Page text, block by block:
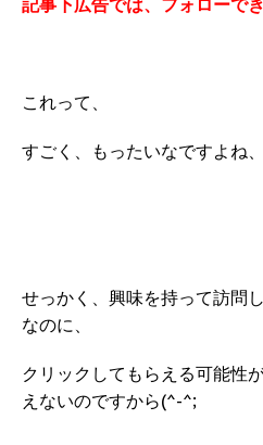
記事下広告では、フォローで
これって、
すごく、もったいなですよね
せっかく、興味を持って訪問
なのに、
クリックしてもらえる可能性
えないのですから(^-^;